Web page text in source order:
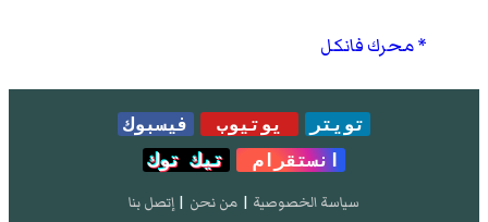
محرك فانكل
تويتر يوتيوب
فيسبوك
انستقرام
تيك توك
سياسة الخصوصية | من نحن | إتصل بنا